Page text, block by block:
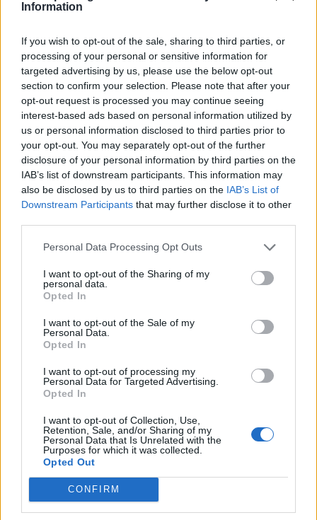
Information
If you wish to opt-out of the sale, sharing to third parties, or
processing of your personal or sensitive information for
targeted advertising by us, please use the below opt-out
section to confirm your selection. Please note that after your
opt-out request is processed you may continue seeing
interest-based ads based on personal information utilized by
us or personal information disclosed to third parties prior to
your opt-out. You may separately opt-out of the further
disclosure of your personal information by third parties on the
IAB’s list of downstream participants. This information may
also be disclosed by us to third parties on the IAB’s List of
Downstream Participants that may further disclose it to other
Personal Data Processing Opt Outs
I want to opt-out of the Sharing of my
personal data.
Opted In
I want to opt-out of the Sale of my
Personal Data.
Opted In
I want to opt-out of processing my
Personal Data for Targeted Advertising.
Opted In
I want to opt-out of Collection, Use,
Retention, Sale, and/or Sharing of my
Personal Data that Is Unrelated with the
Purposes for which it was collected.
Opted Out
CONFIRM
Θλίψη στην Πάτρα: Πέθανε στο Νοσοκομείο
«Άγιος Ανδρέας» βρέφος μόλις 8 ημερών
08/08/2026 09:34
Λακωνία: Το τελευταίο δρομολόγιο «γη -
08/08/2026 09:05